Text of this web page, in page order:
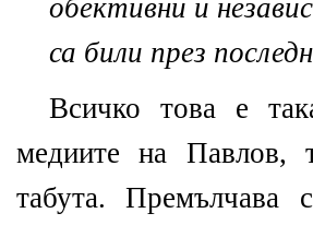
обективни и
са били през
Всичко това е
медиите на Павлов,
табута. Премълчава